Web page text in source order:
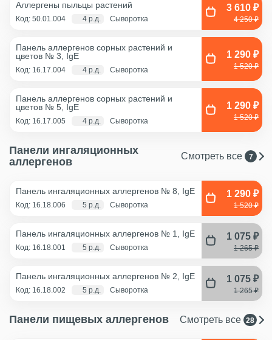
Аллергены пыльцы растений
Код: 50.01.004 4 р.д. Сыворотка
3 610 ₽
4 250 ₽
Панель аллергенов сорных растений и
цветов № 3, IgE
Код: 16.17.004 4 р.д. Сыворотка
1 290 ₽
1 520 ₽
Панель аллергенов сорных растений и
цветов № 5, IgE
Код: 16.17.005 4 р.д. Сыворотка
1 290 ₽
1 520 ₽
Панели ингаляционных
аллергенов
Смотреть все 7
Панель ингаляционных аллергенов № 8, IgE
Код: 16.18.006 5 р.д. Сыворотка
1 290 ₽
1 520 ₽
Панель ингаляционных аллергенов № 1, IgE
Код: 16.18.001 5 р.д. Сыворотка
1 075 ₽
1 265 ₽
Панель ингаляционных аллергенов № 2, IgE
Код: 16.18.002 5 р.д. Сыворотка
1 075 ₽
1 265 ₽
Панели пищевых аллергенов Смотреть все 28